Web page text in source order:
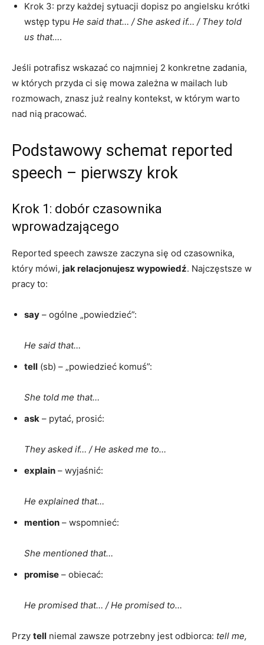
Krok 3: przy każdej sytuacji dopisz po angielsku krótki
wstęp typu He said that… / She asked if… / They told
us that….
Jeśli potrafisz wskazać co najmniej 2 konkretne zadania,
w których przyda ci się mowa zależna w mailach lub
rozmowach, znasz już realny kontekst, w którym warto
nad nią pracować.
Podstawowy schemat reported
speech – pierwszy krok
Krok 1: dobór czasownika
wprowadzającego
Reported speech zawsze zaczyna się od czasownika,
który mówi, jak relacjonujesz wypowiedź. Najczęstsze w
pracy to:
say – ogólne „powiedzieć”:
He said that…
tell (sb) – „powiedzieć komuś”:
She told me that…
ask – pytać, prosić:
They asked if… / He asked me to…
explain – wyjaśnić:
He explained that…
mention – wspomnieć:
She mentioned that…
promise – obiecać:
He promised that… / He promised to…
Przy tell niemal zawsze potrzebny jest odbiorca: tell me,